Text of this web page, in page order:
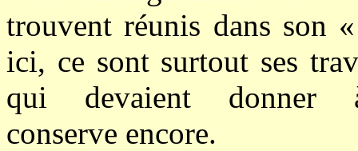
trouvent réunis dans son
ici, ce sont surtout ses
qui devaient donner
conserve encore.